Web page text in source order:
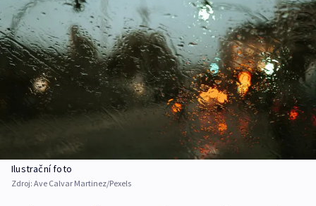
Ilustrační foto
Zdroj: Ave Calvar Martinez/Pexels